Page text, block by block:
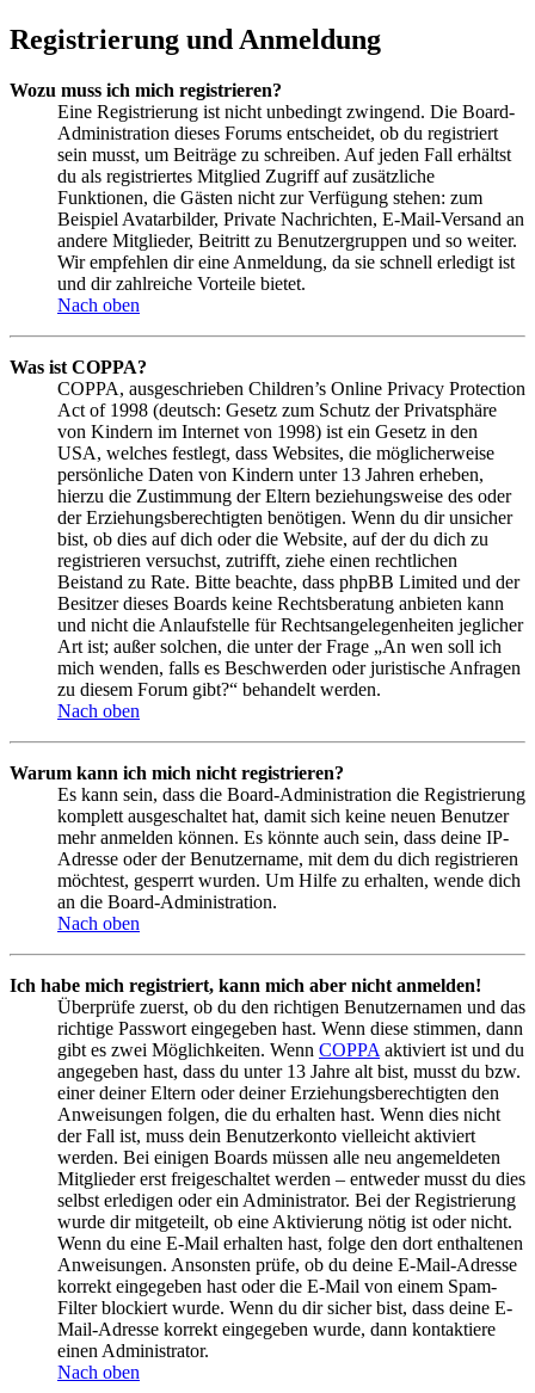
Registrierung und Anmeldung
Wozu muss ich mich registrieren?
Eine Registrierung ist nicht unbedingt zwingend. Die Board-
Administration dieses Forums entscheidet, ob du registriert
sein musst, um Beiträge zu schreiben. Auf jeden Fall erhältst
du als registriertes Mitglied Zugriff auf zusätzliche
Funktionen, die Gästen nicht zur Verfügung stehen: zum
Beispiel Avatarbilder, Private Nachrichten, E-Mail-Versand an
andere Mitglieder, Beitritt zu Benutzergruppen und so weiter.
Wir empfehlen dir eine Anmeldung, da sie schnell erledigt ist
und dir zahlreiche Vorteile bietet.
Nach oben
Was ist COPPA?
COPPA, ausgeschrieben Children’s Online Privacy Protection
Act of 1998 (deutsch: Gesetz zum Schutz der Privatsphäre
von Kindern im Internet von 1998) ist ein Gesetz in den
USA, welches festlegt, dass Websites, die möglicherweise
persönliche Daten von Kindern unter 13 Jahren erheben,
hierzu die Zustimmung der Eltern beziehungsweise des oder
der Erziehungsberechtigten benötigen. Wenn du dir unsicher
bist, ob dies auf dich oder die Website, auf der du dich zu
registrieren versuchst, zutrifft, ziehe einen rechtlichen
Beistand zu Rate. Bitte beachte, dass phpBB Limited und der
Besitzer dieses Boards keine Rechtsberatung anbieten kann
und nicht die Anlaufstelle für Rechtsangelegenheiten jeglicher
Art ist; außer solchen, die unter der Frage „An wen soll ich
mich wenden, falls es Beschwerden oder juristische Anfragen
zu diesem Forum gibt?“ behandelt werden.
Nach oben
Warum kann ich mich nicht registrieren?
Es kann sein, dass die Board-Administration die Registrierung
komplett ausgeschaltet hat, damit sich keine neuen Benutzer
mehr anmelden können. Es könnte auch sein, dass deine IP-
Adresse oder der Benutzername, mit dem du dich registrieren
möchtest, gesperrt wurden. Um Hilfe zu erhalten, wende dich
an die Board-Administration.
Nach oben
Ich habe mich registriert, kann mich aber nicht anmelden!
Überprüfe zuerst, ob du den richtigen Benutzernamen und das
richtige Passwort eingegeben hast. Wenn diese stimmen, dann
gibt es zwei Möglichkeiten. Wenn COPPA aktiviert ist und du
angegeben hast, dass du unter 13 Jahre alt bist, musst du bzw.
einer deiner Eltern oder deiner Erziehungsberechtigten den
Anweisungen folgen, die du erhalten hast. Wenn dies nicht
der Fall ist, muss dein Benutzerkonto vielleicht aktiviert
werden. Bei einigen Boards müssen alle neu angemeldeten
Mitglieder erst freigeschaltet werden – entweder musst du dies
selbst erledigen oder ein Administrator. Bei der Registrierung
wurde dir mitgeteilt, ob eine Aktivierung nötig ist oder nicht.
Wenn du eine E-Mail erhalten hast, folge den dort enthaltenen
Anweisungen. Ansonsten prüfe, ob du deine E-Mail-Adresse
korrekt eingegeben hast oder die E-Mail von einem Spam-
Filter blockiert wurde. Wenn du dir sicher bist, dass deine E-
Mail-Adresse korrekt eingegeben wurde, dann kontaktiere
einen Administrator.
Nach oben